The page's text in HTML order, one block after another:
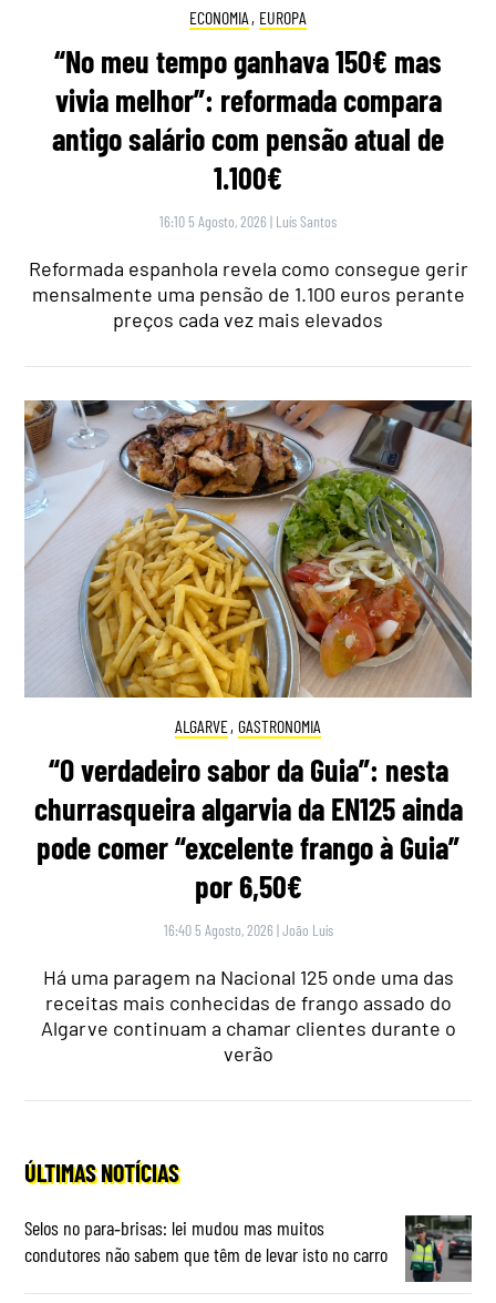
ECONOMIA , EUROPA
“No meu tempo ganhava 150€ mas
vivia melhor”: reformada compara
antigo salário com pensão atual de
1.100€
16:10 5 Agosto, 2026 | Luís Santos
Reformada espanhola revela como consegue gerir
mensalmente uma pensão de 1.100 euros perante
preços cada vez mais elevados
ALGARVE, GASTRONOMIA
“O verdadeiro sabor da Guia”: nesta
churrasqueira algarvia da EN125 ainda
pode comer “excelente frango à Guia”
por 6,50€
16:40 5 Agosto, 2026 |João Luís
Há uma paragem na Nacional 125 onde uma das
receitas mais conhecidas de frango assado do
Algarve continuam a chamar clientes durante o
verão
ÚLTIMAS NOTÍCIAS
Selos no para‑brisas: lei mudou mas muitos
condutores não sabem que têm de levar isto no carro